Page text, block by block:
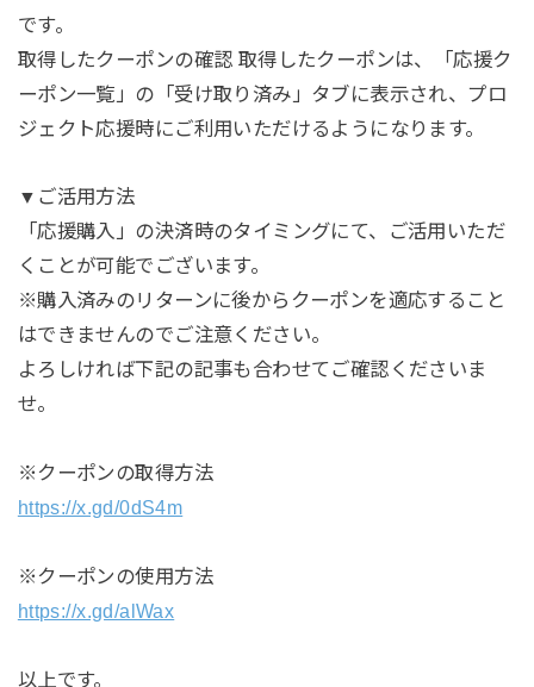
です。
取得したクーポンの確認 取得したクーポンは、「応援ク
ーポン一覧」の「受け取り済み」タブに表示され、プロ
ジェクト応援時にご利用いただけるようになります。
▼ご活用方法
「応援購入」の決済時のタイミングにて、ご活用いただ
くことが可能でございます。
※購入済みのリターンに後からクーポンを適応すること
はできませんのでご注意ください。
よろしければ下記の記事も合わせてご確認くださいま
せ。
※クーポンの取得方法
https://x.gd/0dS4m
※クーポンの使用方法
https://x.gd/alWax
以上です。